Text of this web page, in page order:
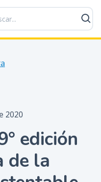
2020
edición
de la